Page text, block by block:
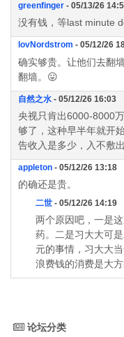
greenfinger - 05/13/26
没有钱，等last minute
lovNordstrom - 05/12/26
确实够贵。让他们去翻
翻墙。😛
自然之水 - 05/12/26 16:03
央视只肯出6000-8000
够了，这种早半年就开
告收入是多少，入不敷出
appleton - 05/12/26 13:18
的确还是贵。
二世 - 05/12/26 14:19
两个原因吧，一是
药。二是习大大可
元的事情，习大大
浪费钱的消费是大方
论坛分类